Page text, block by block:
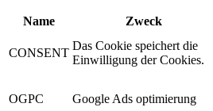
Name Zweck
CONSENT
Das Cookie speichert die
Einwilligung der Cookies.
OGPC Google Ads optimierung